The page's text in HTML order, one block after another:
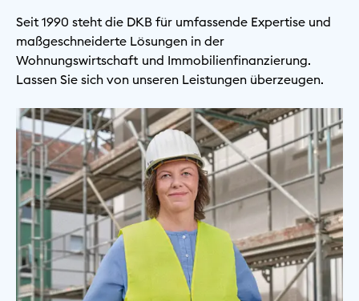
Seit 1990 steht die DKB für umfassende Expertise und
maßgeschneiderte Lösungen in der
Wohnungswirtschaft und Immobilienfinanzierung.
Lassen Sie sich von unseren Leistungen überzeugen.